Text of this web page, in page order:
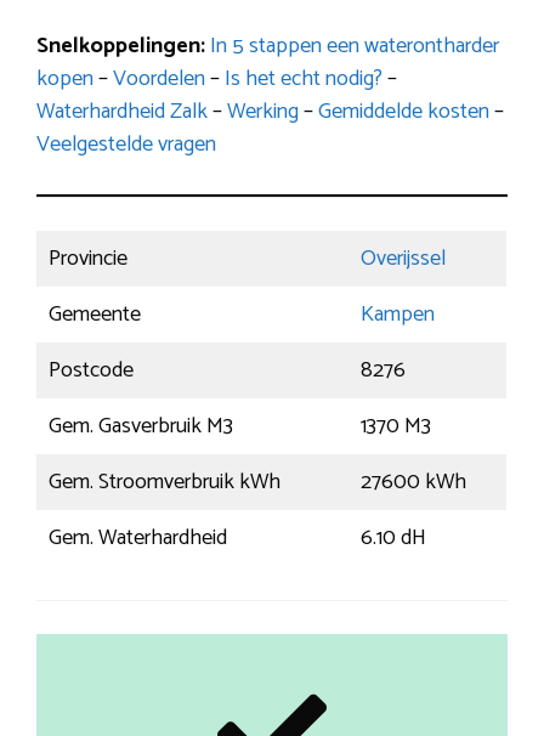
Snelkoppelingen:In 5 stappen een waterontharder
kopen–Voordelen–Is het echt nodig?–
Waterhardheid Zalk–Werking–Gemiddelde kosten–
Veelgestelde vragen
Provincie
Overijssel
Gemeente
Kampen
Postcode
8276
Gem. Gasverbruik M3
1370 M3
Gem. Stroomverbruik kWh
27600 kWh
Gem. Waterhardheid
6.10 dH